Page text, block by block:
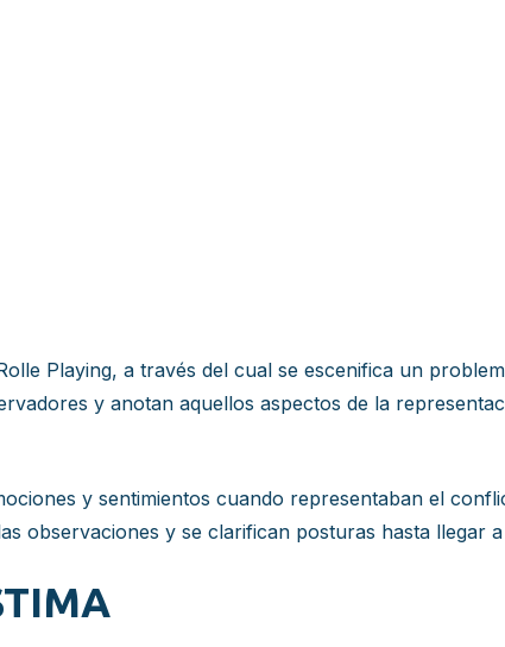
Playing, a través del cual se escenifica un
y anotan aquellos aspectos de la
y sentimientos cuando representaban el
observaciones y se clarifican posturas hasta llegar